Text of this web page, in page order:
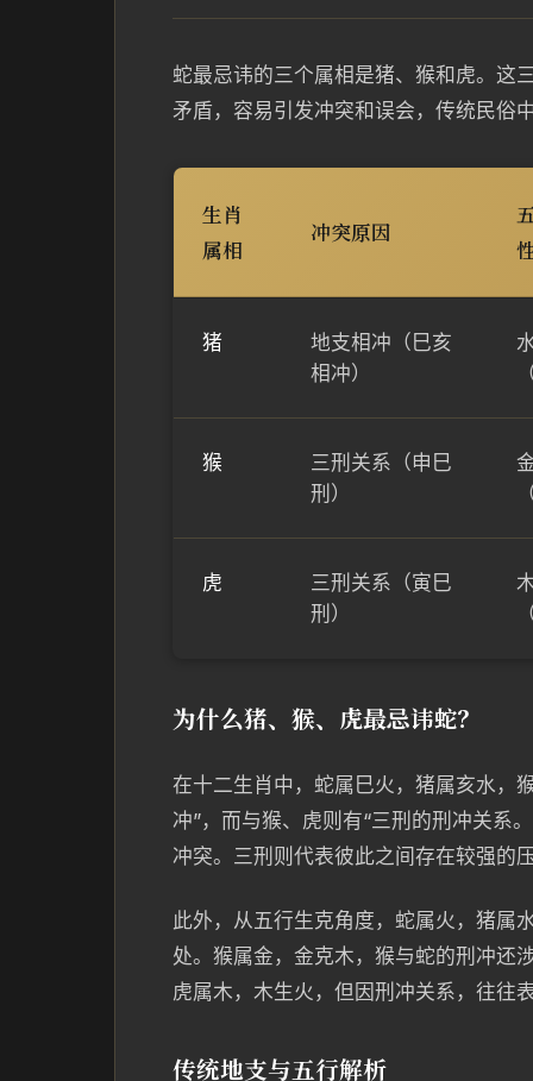
蛇最忌讳的三个属相是猪、猴和虎。这
矛盾，容易引发冲突和误会，传统民俗
生肖
属相
冲突原因
猪
地支相冲（巳亥
相冲）
猴
三刑关系（申巳
刑）
虎
三刑关系（寅巳
刑）
为什么猪、猴、虎最忌讳蛇？
在十二生肖中，蛇属巳火，猪属亥水，
冲”，而与猴、虎则有“三刑的刑冲关系
冲突。三刑则代表彼此之间存在较强的
此外，从五行生克角度，蛇属火，猪属
处。猴属金，金克木，猴与蛇的刑冲还
虎属木，木生火，但因刑冲关系，往往
传统地支与五行解析